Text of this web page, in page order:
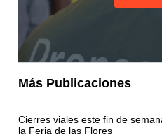
Más Publicaciones
Cierres viales este fin de
la Feria de las Flores